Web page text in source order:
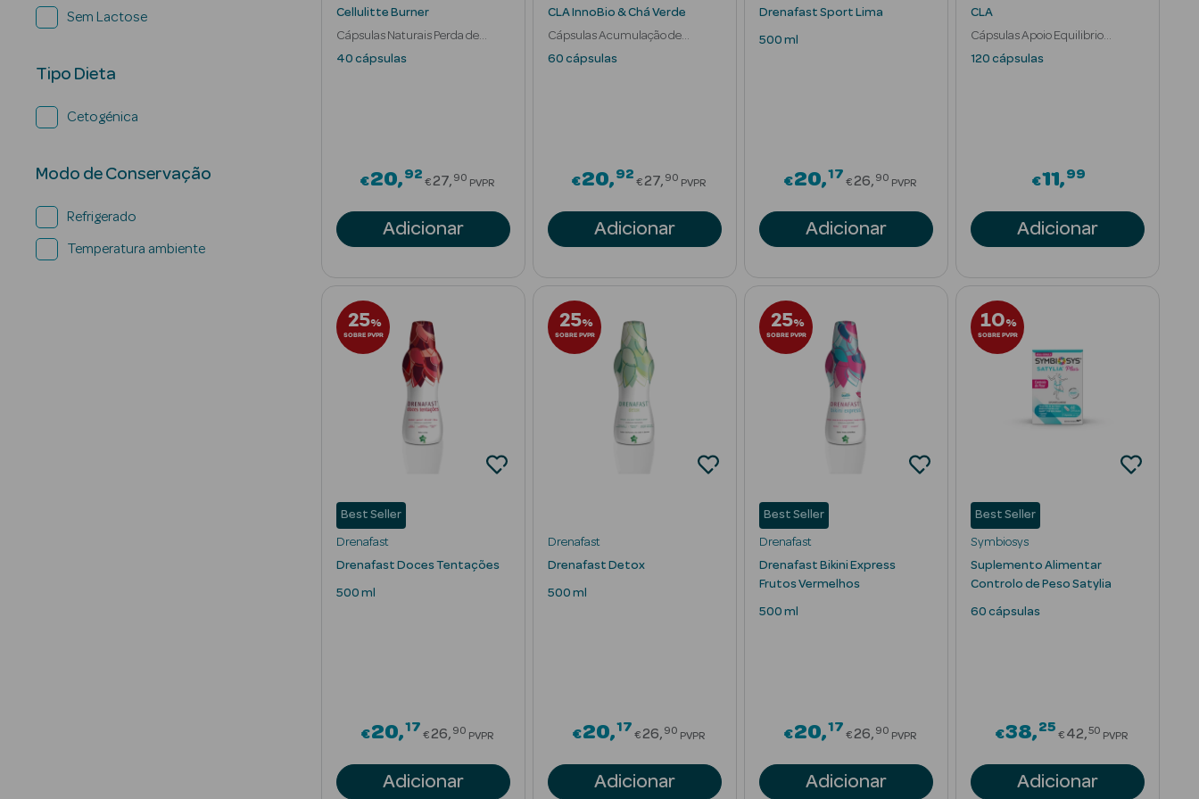
Sem Lactose
Tipo Dieta
Cetogénica
Modo de Conservação
Refrigerado
Temperatura ambiente
Cellulitte Burner
Cápsulas Naturais Perda de
Celulite
40 cápsulas
€20 92Price reduced from
€27 90 PVPR
Adicionar
CLA InnoBio & Chá Verde
Cápsulas Acumulação de
Gordura
60 cápsulas
€20 92Price reduced from
€27 90 PVPR
Adicionar
Drenafast Sport Lima
500 ml
€20 17Price reduced from
€26 90 PVPR
Adicionar
CLA
Cápsulas Apoio Equilibrio
Corporal
120 cápsulas
€11 99
Adicionar
25%
SOBRE PVPR
Best Seller
Drenafast
Drenafast Doces Tentações
500 ml
€20 17Price reduced from
€26 90 PVPR
Adicionar
25%
SOBRE PVPR
Drenafast
Drenafast Detox
500 ml
€20 17Price reduced from
€26 90 PVPR
Adicionar
25%
SOBRE PVPR
Best Seller
Drenafast
Drenafast Bikini Express
Frutos Vermelhos
500 ml
€20 17Price reduced from
€26 90 PVPR
Adicionar
10%
SOBRE PVPR
Best Seller
Symbiosys
Suplemento Alimentar
Controlo de Peso Satylia
60 cápsulas
€38 25Price reduced
€ 42 50 PVPR
Adicionar